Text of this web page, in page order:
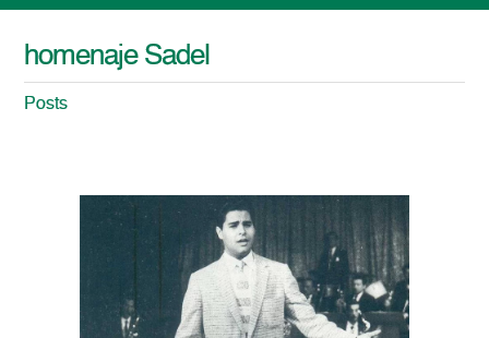
homenaje Sadel
Posts